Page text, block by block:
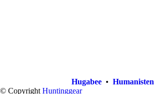
Hugabee• Humanisten
© Copyright Huntinggear